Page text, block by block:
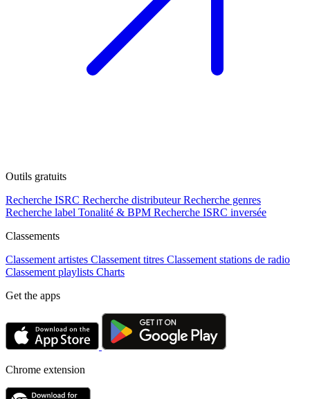
Outils gratuits
Recherche ISRC Recherche distributeur Recherche genres
Recherche label Tonalité & BPM Recherche ISRC inversée
Classements
Classement artistes Classement titres Classement stations de radio
Classement playlists Charts
Get the apps
Chrome extension